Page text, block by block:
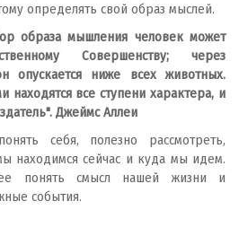
определять свой образ мыслей.
образа мышления человек может
Совершенству; через
опускается ниже всех животных.
находятся все ступени характера, и
Джеймс Аллеи
себя, полезно рассмотреть,
находимся сейчас и куда мы идем.
понять смысл нашей жизни и
события.